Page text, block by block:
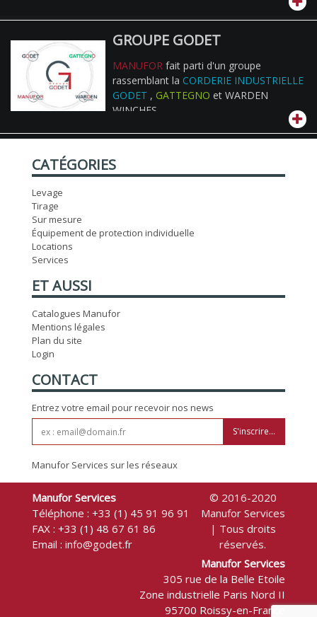
GROUPE GODET
MANUFOR fait parti d'un groupe
rassemblant la CORDERIE INDUSTRIELLE
GODET , GATTEGNO et WARDEN
WINCHES
CATÉGORIES
Levage
Tirage
Sur mesure
Équipement de protection individuelle
Locations
Services
ET AUSSI
Catalogues Manufor
Mentions légales
Plan du site
Login
CONTACT
Entrez votre email pour recevoir nos news
S'inscrire...
Manufor Services sur les réseaux
Manufor Services
Téléphone : +33 (1) 45 91 96 91
FAX : +33 (1) 48 67 61 86
Email : info@godet.fr
Manufor Services
305 rue de la Belle Etoile
Zone industrielle Paris Nord II
95700 Roissy-en-France
© 2016-2020
Manufor Services
| Tous droits
réservés.